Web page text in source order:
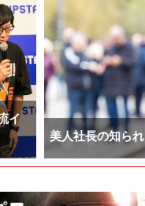
イ
美人社長の知ら